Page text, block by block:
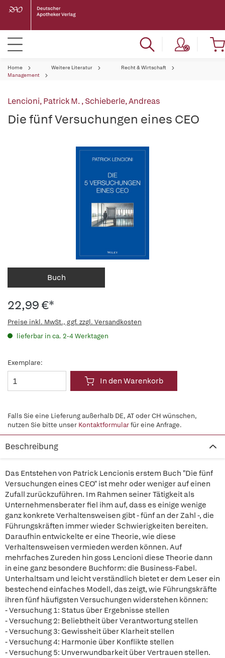
Home Weitere Literatur
Recht & Wirtschaft
Management
Lencioni, Patrick M.,Schieberle, Andreas
Die fünf Versuchungen eines CEO
Buch
22,99 €*
Preise inkl. MwSt., ggf. zzgl. Versandkosten
lieferbar in ca. 2-4 Werktagen
Exemplare:
In den Warenkorb
Falls Sie eine Lieferung außerhalb DE, AT oder CH wünschen,
nutzen Sie bitte unser Kontaktformularfür eine Anfrage.
Beschreibung
Das Entstehen von Patrick Lencionis erstem Buch "Die fünf
Versuchungen eines CEO" ist mehr oder weniger auf einen
Zufall zurückzuführen. Im Rahmen seiner Tätigkeit als
Unternehmensberater fiel ihm auf, dass es einige wenige
ganz konkrete Verhaltensweisen gibt - fünf an der Zahl -, die
Führungskräften immer wieder Schwierigkeiten bereiten.
Daraufhin entwickelte er eine Theorie, wie diese
Verhaltensweisen vermieden werden können. Auf
mehrfaches Zureden hin goss Lencioni diese Theorie dann
in eine ganz besondere Buchform: die Business-Fabel.
Unterhaltsam und leicht verständlich bietet er dem Leser ein
bestechend einfaches Modell, das zeigt, wie Führungskräfte
ihren fünf häufigsten Versuchungen widerstehen können:
- Versuchung 1: Status über Ergebnisse stellen
- Versuchung 2: Beliebtheit über Verantwortung stellen
- Versuchung 3: Gewissheit über Klarheit stellen
- Versuchung 4: Harmonie über Konflikte stellen
- Versuchung 5: Unverwundbarkeit über Vertrauen stellen.